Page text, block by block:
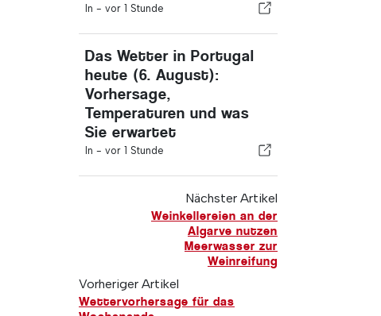
In - vor 1 Stunde
Das Wetter in Portugal
heute (6. August):
Vorhersage,
Temperaturen und was
Sie erwartet
In - vor 1 Stunde
Nächster Artikel
Weinkellereien an der
Algarve nutzen
Meerwasser zur
Weinreifung
Vorheriger Artikel
Wettervorhersage für das